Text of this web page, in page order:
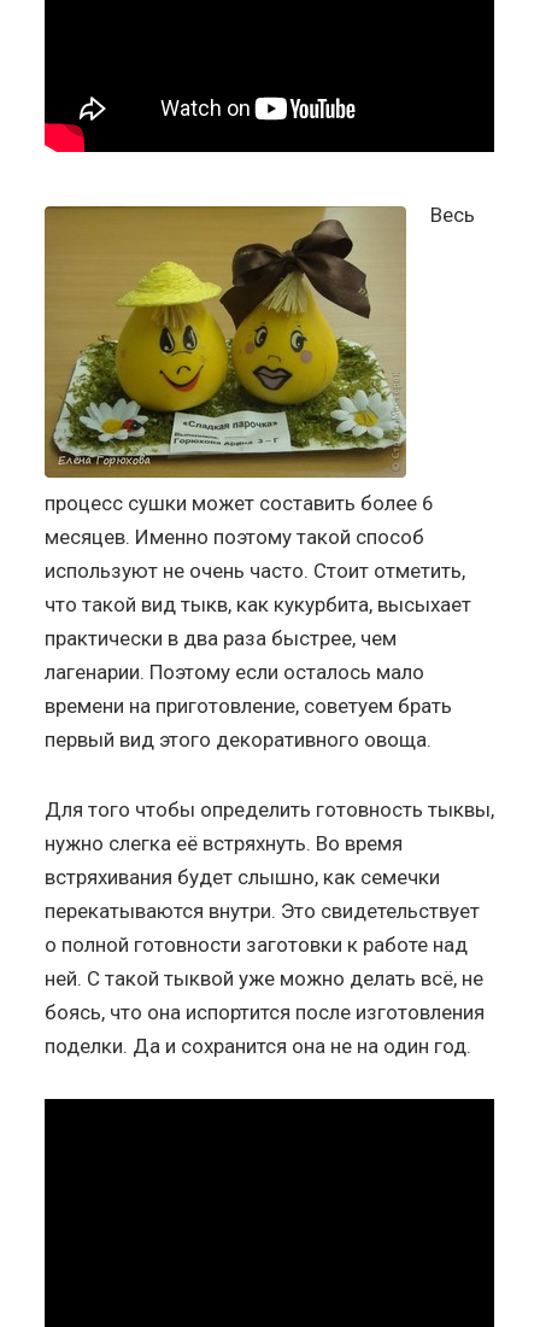
Весь
процесс сушки может составить более 6
месяцев. Именно поэтому такой способ
используют не очень часто. Стоит отметить,
что такой вид тыкв, как кукурбита, высыхает
практически в два раза быстрее, чем
лагенарии. Поэтому если осталось мало
времени на приготовление, советуем брать
первый вид этого декоративного овоща.
Для того чтобы определить готовность тыквы,
нужно слегка её встряхнуть. Во время
встряхивания будет слышно, как семечки
перекатываются внутри. Это свидетельствует
о полной готовности заготовки к работе над
ней. С такой тыквой уже можно делать всё, не
боясь, что она испортится после изготовления
поделки. Да и сохранится она не на один год.